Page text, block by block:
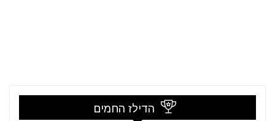
הדילז החמים